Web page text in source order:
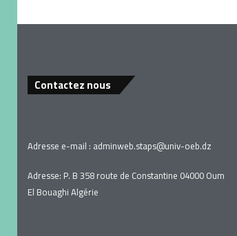
Contactez nous
Adresse e-mail : adminweb.staps@univ-oeb.dz
Adresse: P. B 358 route de Constantine 04000 Oum
El Bouaghi Algérie